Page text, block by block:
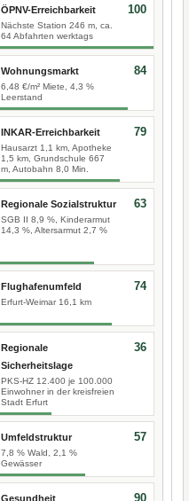
ÖPNV-Erreichbarkeit
Nächste Station 246 m, ca.
64 Abfahrten werktags
100
Wohnungsmarkt
6,48 €/m² Miete, 4,3 %
Leerstand
84
INKAR-Erreichbarkeit
Hausarzt 1,1 km, Apotheke
1,5 km, Grundschule 667
m, Autobahn 8,0 Min.
79
Regionale Sozialstruktur
SGB II 8,9 %, Kinderarmut
14,3 %, Altersarmut 2,7 %
63
Flughafenumfeld
Erfurt-Weimar 16,1 km
74
Regionale
Sicherheitslage
PKS-HZ 12.400 je 100.000
Einwohner in der kreisfreien
Stadt Erfurt
36
Umfeldstruktur
7,8 % Wald, 2,1 %
Gewässer
57
Gesundheit 90